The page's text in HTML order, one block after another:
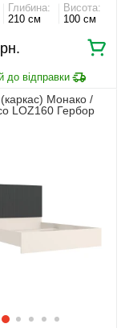
Глибина:
210 см
Висота:
100 см
(каркас) Монако /
LOZ160 Гербор